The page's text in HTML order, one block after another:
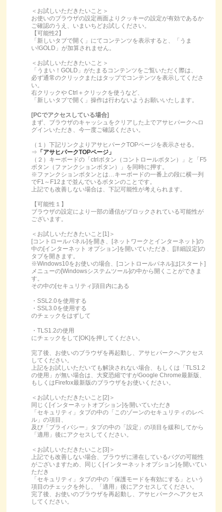
＜お試しいただきたいこと＞
お使いのブラウザの設定画面よりクッキーの設定が有効であるか
ご確認のうえ、いまいちどお試しください。
【可能性2】
「新しいタブで開く」にてコンテンツを表示すると、「うま
い!GOLD」が加算されません。
＜お試しいただきたいこと＞
「うまい！GOLD」がたまるコンテンツをご覧いただく際は、
必ず通常のクリックまたはタップでコンテンツを表示してくださ
い。
右クリックや Ctrl＋クリックを使うなど、
「新しいタブで開く」操作は行わないようお願いいたします。
[PCでアクセスしている場合]
まず、ブラウザのキャッシュをクリアした上でアサヒパークへロ
グインいただき、今一度ご確認ください。
（１）下記リンクよりアサヒパークTOPページを表示させる。
⇒ 「アサヒパークTOPページ」
（２）キーボードの「ctrlボタン（コントロールボタン）」と「F5
ボタン（ファンクションボタン）」を同時に押す。
※ファンクションボタンとは…キーボードの一番上の段に横一列
でF1～F12まで並んでいるボタンのことです。
上記でも改善しない場合は、下記可能性が考えられます。
【可能性１】
ブラウザの設定により一部の通信がブロックされている可能性が
ございます。
＜お試しいただきたいこと[1]＞
[コントロールパネル]を開き、[ネットワークとインターネット]の
中の[インターネット オプション]を開いていただき、[詳細設定]の
タブを開きます。
※Windows10をお使いの場合、[コントロールパネル]は[スタート]
メニューの[Windowsシステムツール]の中から開くことができま
す。
その中の[セキュリティ]項目内にある
・SSL2.0を使用する
・SSL3.0を使用する
のチェックをはずして
・TLS1.2の使用
にチェックをして[OK]を押してください。
完了後、お使いのブラウザを再起動し、アサヒパークへアクセス
してください。
上記をお試しいただいても解決されない場合、もしくは「TLS1.2
の使用」が無い場合は、大変恐縮ですがGoogle Chrome最新版、
もしくはFirefox最新版のブラウザをお使いください。
＜お試しいただきたいこと[2]＞
同じく[インターネットオプション]を開いていただき
「セキュリティ」タブの中の「このゾーンのセキュリティのレベ
ル」の項目、
及び「プライバシー」タブの中の「設定」の項目を緩和してから
「適用」後にアクセスしてください。
＜お試しいただきたいこと[3]＞
上記でも改善しない場合、ブラウザに潜在しているバグの可能性
がございますため、同じく[インターネットオプション]を開いてい
ただき
「セキュリティ」タブの中の「保護モードを有効にする」という
項目のチェックを外し、「適用」後にアクセスしてください。
完了後、お使いのブラウザを再起動し、アサヒパークへアクセス
してください。